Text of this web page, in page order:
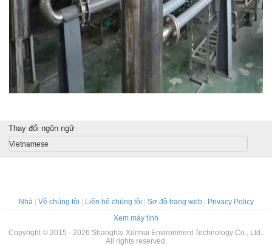
Thay đổi ngôn ngữ
Vietnamese
Nhà | Về chúng tôi | Liên hệ chúng tôi | Sơ đồ trang web| Privacy Policy
Xem máy tính
Copyright © 2015 - 2026 Shanghai Xunhui Environment Technology Co., Ltd..
All rights reserved.